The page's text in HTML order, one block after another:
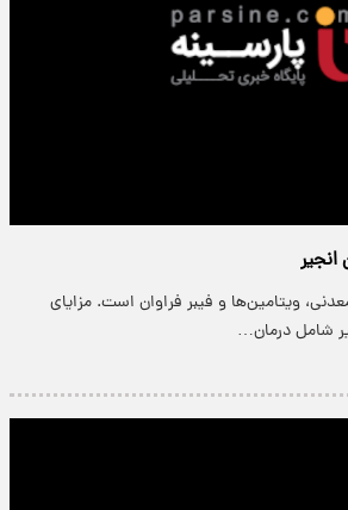
ویتامین‌ها و فیبر فراوان است. مزایای
شامل درمان…